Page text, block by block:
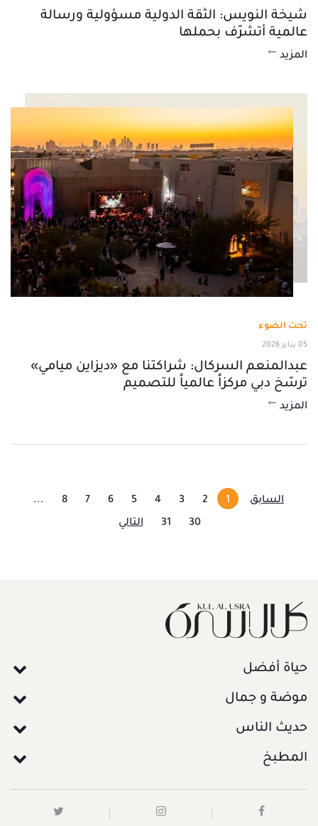
شيخة النويس: الثقة الدولية مسؤولية ورسالة
عالمية أتشرّف بحملها
المزيد
تحت الضوء
05 يناير 2026
عبدالمنعم السركال: شراكتنا مع «ديزاين ميامي»
ترسّخ دبي مركزاً عالمياً للتصميم
المزيد
السابق 1
2
3
4
5
6
7
8
...
30
31 التالي
حياة أفضل
موضة و جمال
حديث الناس
المطبخ